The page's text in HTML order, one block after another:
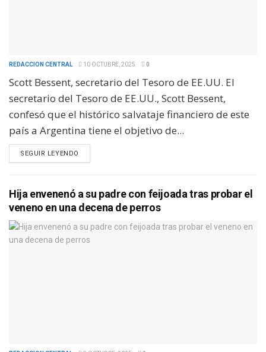
REDACCION CENTRAL 10 OCTUBRE, 2025 0
Scott Bessent, secretario del Tesoro de EE.UU. El
secretario del Tesoro de EE.UU., Scott Bessent,
confesó que el histórico salvataje financiero de este
país a Argentina tiene el objetivo de...
SEGUIR LEYENDO
Hija envenenó a su padre con feijoada tras probar el
veneno en una decena de perros